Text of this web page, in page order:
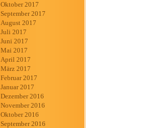
Oktober 2017
September 2017
August 2017
Juli 2017
Juni 2017
Mai 2017
April 2017
März 2017
Februar 2017
Januar 2017
Dezember 2016
November 2016
Oktober 2016
September 2016